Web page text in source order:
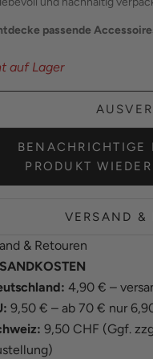
passende
auf Lager
PRODUKT
VERSAND &
& Retouren
4,90 € –
9,50 € – ab 70 € nur
9,50 CHF (Ggf.